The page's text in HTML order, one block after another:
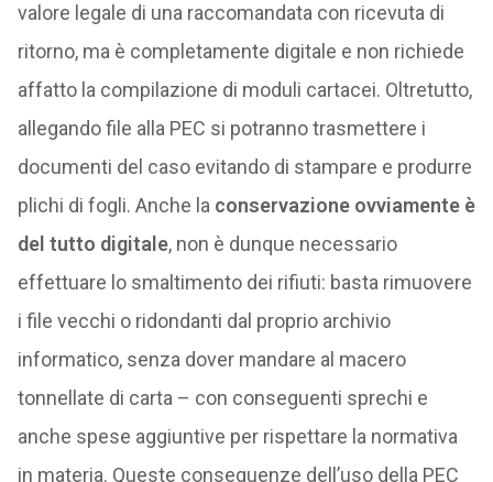
valore legale di una raccomandata con ricevuta di
ritorno, ma è completamente digitale e non richiede
affatto la compilazione di moduli cartacei. Oltretutto,
allegando file alla PEC si potranno trasmettere i
documenti del caso evitando di stampare e produrre
plichi di fogli. Anche la conservazione ovviamente è
del tutto digitale, non è dunque necessario
effettuare lo smaltimento dei rifiuti: basta rimuovere
i file vecchi o ridondanti dal proprio archivio
informatico, senza dover mandare al macero
tonnellate di carta – con conseguenti sprechi e
anche spese aggiuntive per rispettare la normativa
in materia. Queste conseguenze dell’uso della PEC